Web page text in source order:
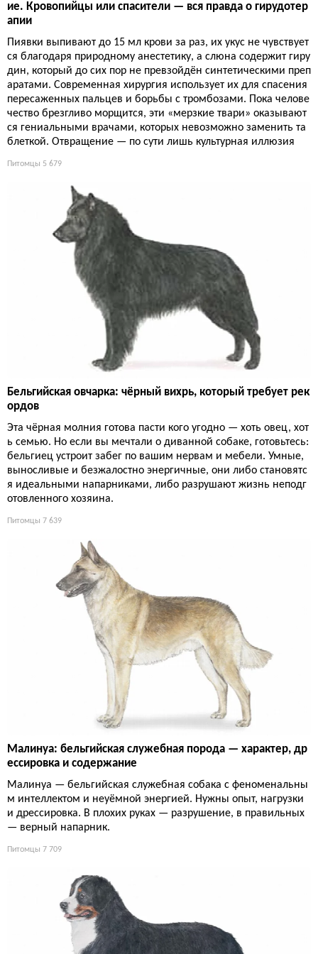
ие. Кровопийцы или спасители — вся правда о гирудотер
апии
Пиявки выпивают до 15 мл крови за раз, их укус не чувствует
ся благодаря природному анестетику, а слюна содержит гиру
дин, который до сих пор не превзойдён синтетическими преп
аратами. Современная хирургия использует их для спасения
пересаженных пальцев и борьбы с тромбозами. Пока челове
чество брезгливо морщится, эти «мерзкие твари» оказывают
ся гениальными врачами, которых невозможно заменить та
блеткой. Отвращение — по сути лишь культурная иллюзия
Питомцы 5 679
Бельгийская овчарка: чёрный вихрь, который требует рек
ордов
Эта чёрная молния готова пасти кого угодно — хоть овец, хот
ь семью. Но если вы мечтали о диванной собаке, готовьтесь:
бельгиец устроит забег по вашим нервам и мебели. Умные,
выносливые и безжалостно энергичные, они либо становятс
я идеальными напарниками, либо разрушают жизнь неподг
отовленного хозяина.
Питомцы 7 639
Малинуа: бельгийская служебная порода — характер, др
ессировка и содержание
Малинуа — бельгийская служебная собака с феноменальны
м интеллектом и неуёмной энергией. Нужны опыт, нагрузки
и дрессировка. В плохих руках — разрушение, в правильных
— верный напарник.
Питомцы 7 709